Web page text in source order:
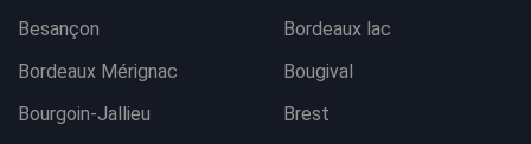
Besançon
Bordeaux lac
Bordeaux Mérignac
Bougival
Bourgoin-Jallieu
Brest